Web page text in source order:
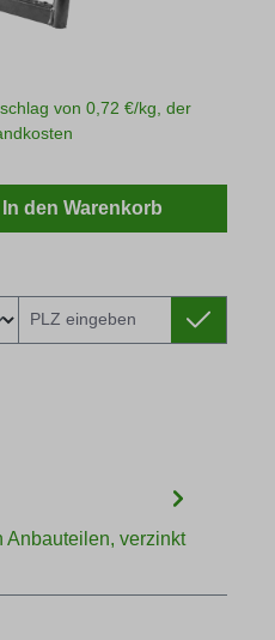
von 0,72 €/kg, der
den gewünschten
In den Warenkorb
Anbauteilen, verzinkt